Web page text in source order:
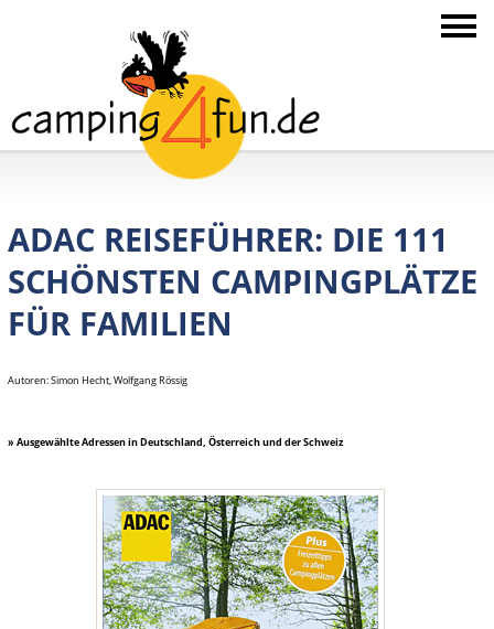
ADAC REISEFÜHRER: DIE 111
SCHÖNSTEN CAMPINGPLÄTZE
FÜR FAMILIEN
Autoren: Simon Hecht, Wolfgang Rössig
» Ausgewählte Adressen in Deutschland, Österreich und der Schweiz